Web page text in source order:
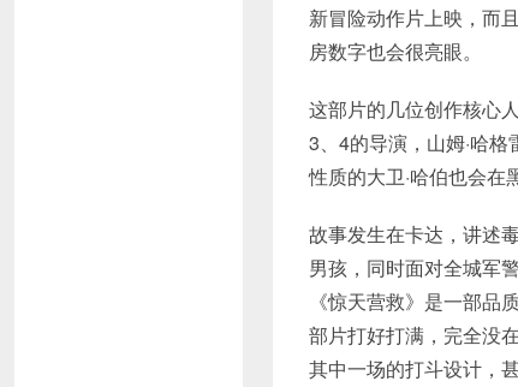
新冒险动作片上映，而
房数字也会很亮眼。
这部片的几位创作核心
3、4的导演，山姆·哈
性质的大卫·哈伯也会在
故事发生在卡达，讲述
男孩，同时面对全城军警
《惊天营救》是一部
部片打好打满，完全没
其中一场的打斗设计，